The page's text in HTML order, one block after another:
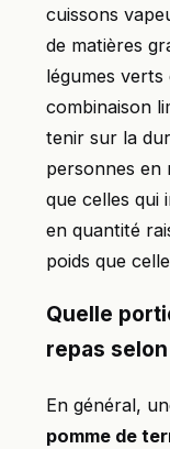
cuissons
de matières
légumes
combinaison
tenir sur la
personnes en
que celles qui
en quantité
poids que
Quelle
repas
En général,
pomme de